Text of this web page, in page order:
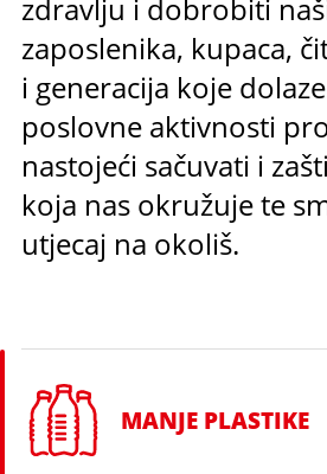
zdravlju i dobrobiti
zaposlenika, kupaca,
i generacija koje
poslovne aktivnosti
nastojeći sačuvati i
koja nas okružuje te
utjecaj na okoliš.
MANJE PLASTIKE